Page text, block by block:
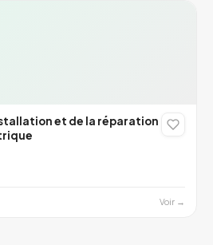
et de la réparation
Voir →